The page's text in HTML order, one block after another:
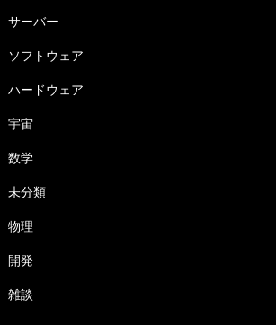
サーバー
ソフトウェア
ハードウェア
宇宙
数学
未分類
物理
開発
雑談